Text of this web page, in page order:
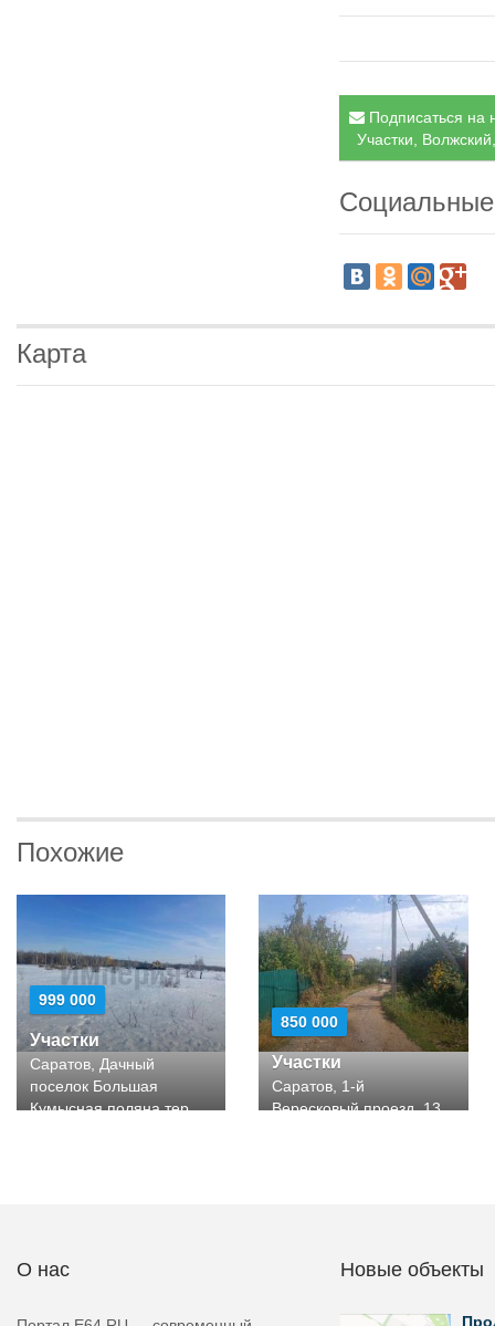
Подписаться на
Участки,
Карта
Похожие
999 000
Участки
Саратов, Дачный
поселок Большая
Кумысная поляна тер
850 000
Участки
Саратов, 1-й
Вересковый проезд, 13
О нас Новые объекты